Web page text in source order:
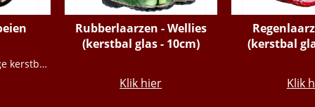
Kijk hier voor prachtige kerstballen voor de tuinliefhebber!
Rubberlaarzen - Wellies
(kerstbal glas - 10cm)
Klik hier
(kerstbal
Klik